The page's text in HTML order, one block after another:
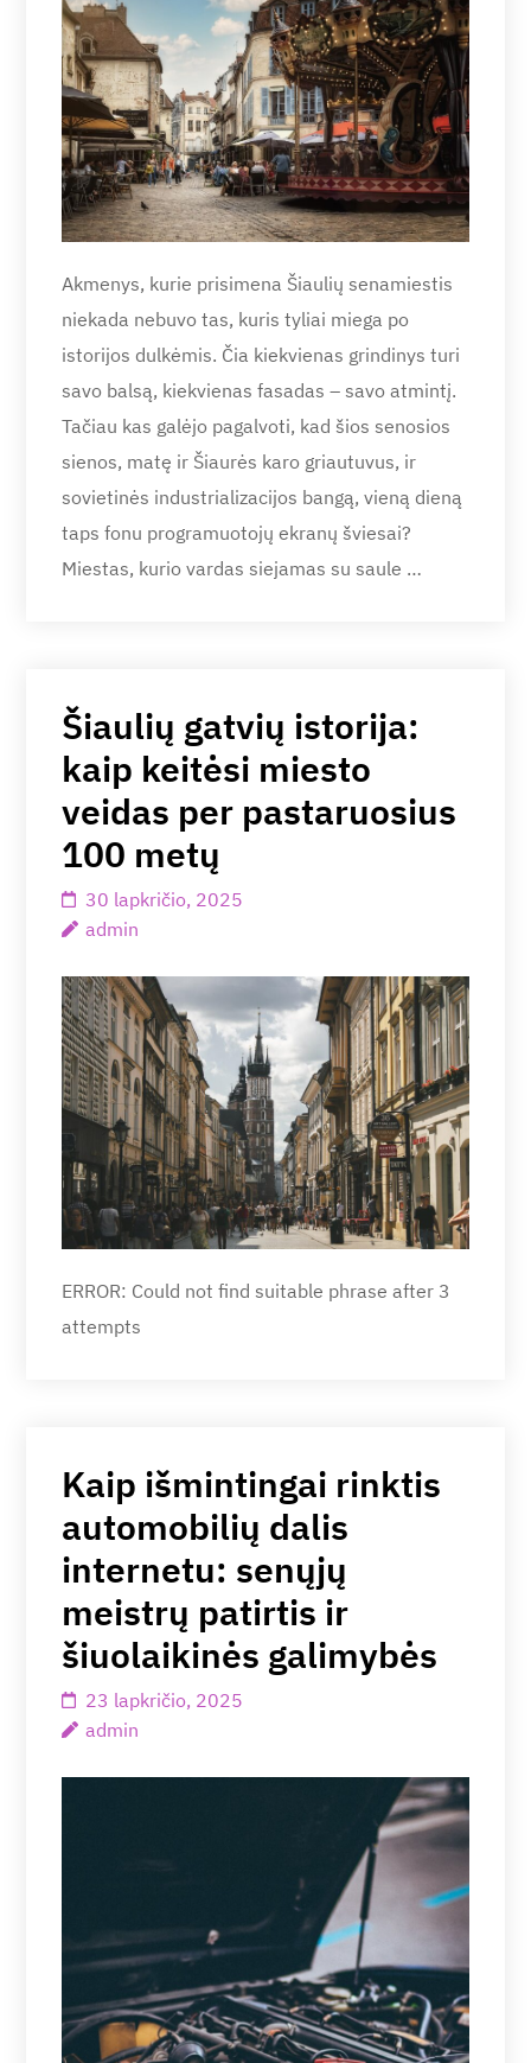
Akmenys, kurie prisimena Šiaulių senamiestis
niekada nebuvo tas, kuris tyliai miega po
istorijos dulkėmis. Čia kiekvienas grindinys turi
savo balsą, kiekvienas fasadas – savo atmintį.
Tačiau kas galėjo pagalvoti, kad šios senosios
sienos, matę ir Šiaurės karo griautuvus, ir
sovietinės industrializacijos bangą, vieną dieną
taps fonu programuotojų ekranų šviesai?
Miestas, kurio vardas siejamas su saule …
Šiaulių gatvių istorija:
kaip keitėsi miesto
veidas per pastaruosius
100 metų
30 lapkričio, 2025
admin
ERROR: Could not find suitable phrase after 3
attempts
Kaip išmintingai rinktis
automobilių dalis
internetu: senųjų
meistrų patirtis ir
šiuolaikinės galimybės
23 lapkričio, 2025
admin